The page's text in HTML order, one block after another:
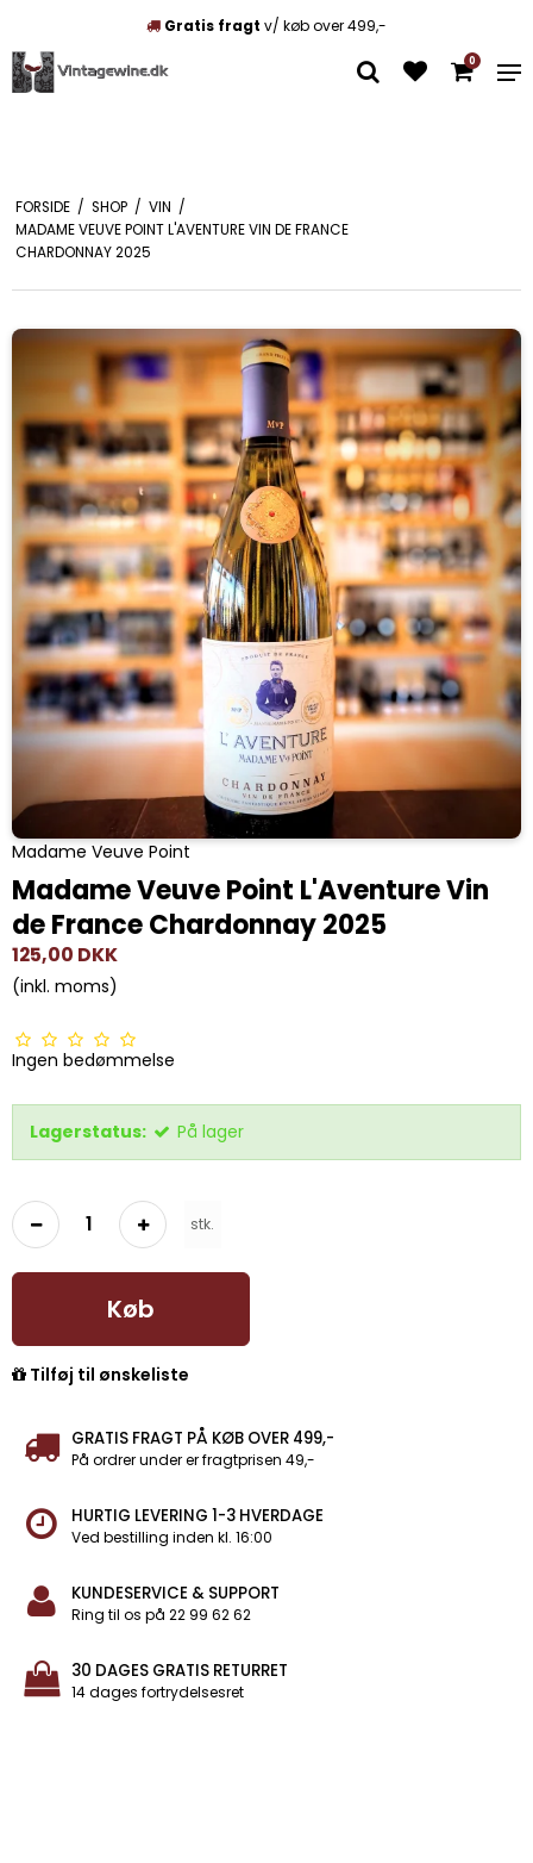
Unikke vineMix som du vil
0
FORSIDE / SHOP / VIN /
MADAME VEUVE POINT L'AVENTURE VIN DE FRANCE
CHARDONNAY 2025
Madame Veuve Point
Madame Veuve Point L'Aventure Vin
de France Chardonnay 2025
125,00 DKK
(inkl. moms)
Ingen bedømmelse
Lagerstatus: På lager
stk.
Køb
Tilføj til ønskeliste
GRATIS FRAGT PÅ KØB OVER 499,-
På ordrer under er fragtprisen 49,-
HURTIG LEVERING 1-3 HVERDAGE
Ved bestilling inden kl. 16:00
KUNDESERVICE & SUPPORT
Ring til os på 22 99 62 62
30 DAGES GRATIS RETURRET
14 dages fortrydelsesret